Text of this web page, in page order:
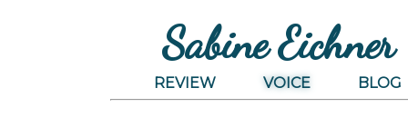
Sabine Eichner
REVIEW VOICE BLOG